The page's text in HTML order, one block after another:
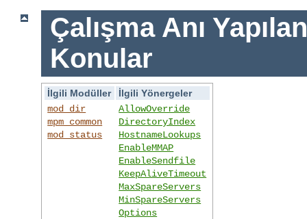
Çalışma Anı
Konular
İlgili Modüller
İlgili Yönergeler
mod_dir
mpm_common
mod_status
AllowOverride
DirectoryIndex
HostnameLookups
EnableMMAP
EnableSendfile
KeepAliveTimeout
MaxSpareServers
MinSpareServers
Options